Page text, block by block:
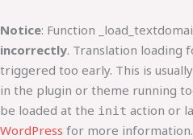
Notice: Function
incorrectly. Translation loading
triggered too early. This is
in the plugin or theme running
be loaded at the init action or
WordPress for more information.
ke
konten